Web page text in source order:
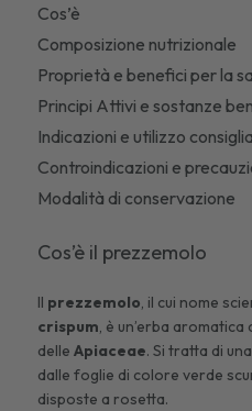
Cos’è
Composizione nutrizionale
Proprietà e benefici per la
Principi Attivi e sostanze
Indicazioni e utilizzo
Controindicazioni e
Modalità di conservazione
Cos’è il prezzemolo
Il prezzemolo, il cui nome
crispum, è un’erba
delleApiaceae. Si tratta di
dalle foglie di colore verde
disposte a rosetta.